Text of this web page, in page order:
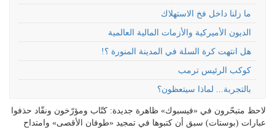
ما زلنا داخل فخ الاستهلاك
الديون الأميركية والأزمات المالية العالمية
هل انتهت كرة السلة في المدينة المنورة ؟!
كوكب الرئيس ترمب
بالتجربة... لماذا سيتعظون؟
لاحظ متبحّرون في «فيسبوك» ظاهرة جديدة: كتّاب ومؤرّخون ونقّاد حذفوا
عبارات (بوستات) سبق أن كتبوها في تمجيد «طوفان الأقصى» وامتداح